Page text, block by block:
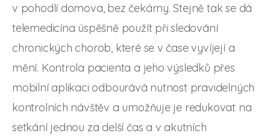
v pohodlí domova, bez čekárny. Stejně tak se dá
telemedicína úspěšně použít při sledování
chronických chorob, které se v čase vyvíjejí a
mění. Kontrola pacienta a jeho výsledků přes
mobilní aplikaci odbourává nutnost pravidelných
kontrolních návštěv a umožňuje je redukovat na
setkání jednou za delší čas a v akutních